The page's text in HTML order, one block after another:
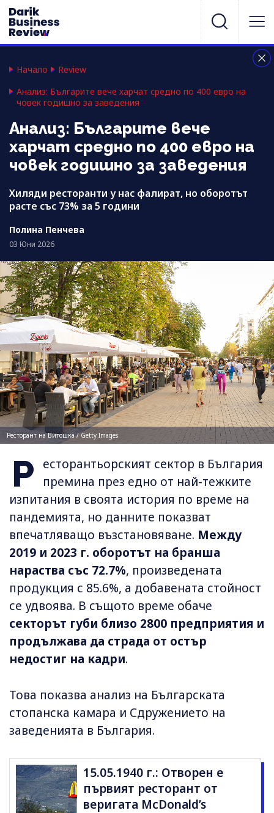
Начало
Review
Анализ: Българите вече харчат средно по 400 евро на
човек годишно за заведения
Анализ: Българите вече
харчат средно по 400 евро на
човек годишно за заведения
Хиляди ресторанти у нас фалират, но оборотът
расте със 73% за 5 години
Полина Пенчева
03 Юни 2026
Ресторант на Витошка / Getty Images
Р
есторантьорският сектор в България
премина през едно от най-тежките
изпитания в своята история по време на
пандемията, но данните показват
впечатляващо възстановяване. Между
2019 и 2023 г. оборотът на бранша
нараства със 72.7%, произведената
продукция с 85.6%, а добавената стойност
се удвоява. В същото време обаче
секторът губи близо 2800 предприятия и
продължава да страда от остър
недостиг на кадри.
Това показва анализ на Българската
стопанска камара и Сдружението на
заведенията в България.
15.05.1940 г.: Отворен е
първият ресторант от
веригата McDonald’s